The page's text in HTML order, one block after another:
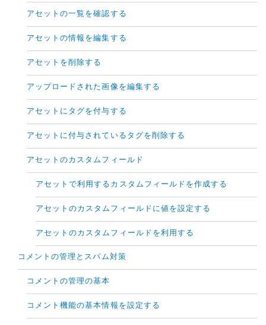
アセットの一覧を確認する
アセットの情報を編集する
アセットを削除する
アップロードされた画像を編集する
アセットにタグを付与する
アセットに付与されているタグを削除する
アセットのカスタムフィールド
アセットで利用するカスタムフィールドを作成する
アセットのカスタムフィールドに値を設定する
アセットのカスタムフィールドを利用する
コメントの管理とスパム対策
コメントの管理の基本
コメント機能の基本情報を設定する